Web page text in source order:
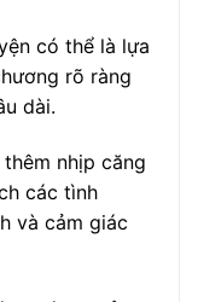
có thể là lựa
rõ ràng
dài.
nhịp căng
các tình
và cảm giác